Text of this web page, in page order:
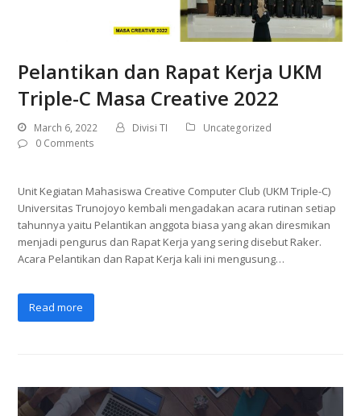
Pelantikan dan Rapat Kerja UKM
Triple-C Masa Creative 2022
March 6, 2022 Divisi TI
Uncategorized
0 Comments
Unit Kegiatan Mahasiswa Creative Computer Club (UKM Triple-C)
Universitas Trunojoyo kembali mengadakan acara rutinan setiap
tahunnya yaitu Pelantikan anggota biasa yang akan diresmikan
menjadi pengurus dan Rapat Kerja yang sering disebut Raker.
Acara Pelantikan dan Rapat Kerja kali ini mengusung…
Read more